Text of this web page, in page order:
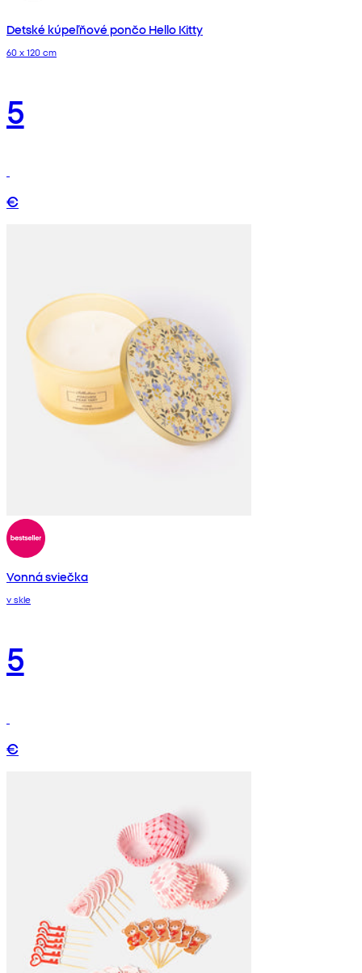
Detské kúpeľňové pončo Hello Kitty
60 x 120 cm
5
€
Vonná sviečka
v skle
5
€